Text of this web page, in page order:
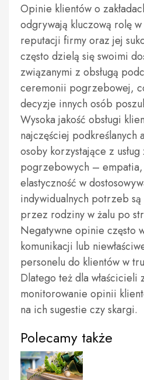
Opinie klientów o
odgrywają kluczową rolę w
reputacji firmy oraz jej
często dzielą się swoimi
związanymi z obsługą
ceremonii pogrzebowej,
decyzje innych osób
Wysoka jakość obsługi
najczęściej podkreślanych
osoby korzystające z usług
pogrzebowych –
elastyczność w
indywidualnych potrzeb
przez rodziny w żalu po
Negatywne opinie często
komunikacji lub
personelu do klientów w
Dlatego też dla właścicieli
monitorowanie opinii
na ich sugestie czy skargi.
Polecamy także